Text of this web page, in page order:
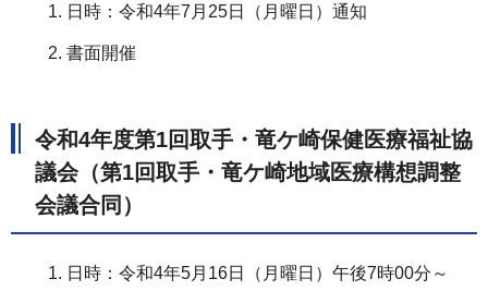
日時：令和4年7月25日（月曜日）通知
書面開催
令和4年度第1回取手・竜ケ崎保健医療福祉協
議会（第1回取手・竜ケ崎地域医療構想調整
会議合同）
日時：令和4年5月16日（月曜日）午後7時00分～